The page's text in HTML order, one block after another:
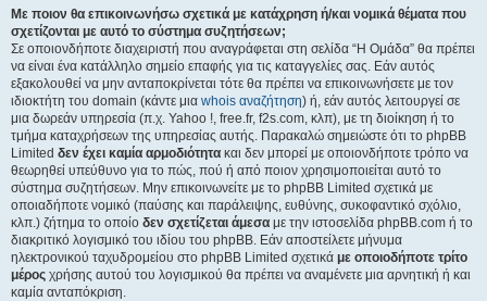
Με ποιον θα επικοινωνήσω σχετικά με κατάχρηση ή/και νομικά θέματα που
σχετίζονται με αυτό το σύστημα συζητήσεων;
Σε οποιονδήποτε διαχειριστή που αναγράφεται στη σελίδα “Η Ομάδα” θα πρέπει
να είναι ένα κατάλληλο σημείο επαφής για τις καταγγελίες σας. Εάν αυτός
εξακολουθεί να μην ανταποκρίνεται τότε θα πρέπει να επικοινωνήσετε με τον
ιδιοκτήτη του domain (κάντε μια whois αναζήτηση) ή, εάν αυτός λειτουργεί σε
μια δωρεάν υπηρεσία (π.χ. Yahoo !, free.fr, f2s.com, κλπ), με τη διοίκηση ή το
τμήμα καταχρήσεων της υπηρεσίας αυτής. Παρακαλώ σημειώστε ότι το phpBB
Limited δεν έχει καμία αρμοδιότητα και δεν μπορεί με οποιονδήποτε τρόπο να
θεωρηθεί υπεύθυνο για το πώς, πού ή από ποιον χρησιμοποιείται αυτό το
σύστημα συζητήσεων. Μην επικοινωνείτε με το phpBB Limited σχετικά με
οποιαδήποτε νομικό (παύσης και παράλειψης, ευθύνης, συκοφαντικό σχόλιο,
κλπ.) ζήτημα το οποίο δεν σχετίζεται άμεσα με την ιστοσελίδα phpBB.com ή το
διακριτικό λογισμικό του ιδίου του phpBB. Εάν αποστείλετε μήνυμα
ηλεκτρονικού ταχυδρομείου στο phpBB Limited σχετικά με οποιοδήποτε τρίτο
μέρος χρήσης αυτού του λογισμικού θα πρέπει να αναμένετε μια αρνητική ή και
καμία ανταπόκριση.